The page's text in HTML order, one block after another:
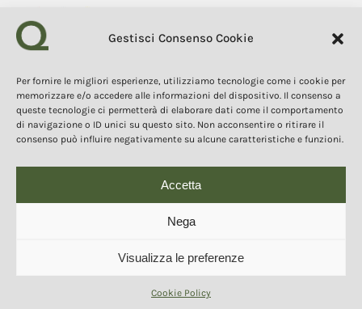
Gestisci Consenso Cookie
Per fornire le migliori esperienze, utilizziamo tecnologie come i cookie per
memorizzare e/o accedere alle informazioni del dispositivo. Il consenso a
queste tecnologie ci permetterà di elaborare dati come il comportamento
di navigazione o ID unici su questo sito. Non acconsentire o ritirare il
consenso può influire negativamente su alcune caratteristiche e funzioni.
Accetta
Nega
Visualizza le preferenze
Cookie Policy
Fondazione Qualivita
Tel. +39 0577 1503049
COPYRIGHT 2025
I contenuti, i testi e le immagini di questo sito web sono di
qualsiasi forma, dei contenuti e delle immagini senza espressa
© 2025 Copyright - Fondazione Qualivita :: Credits:IDEM ADV Grafica web
comunicazione